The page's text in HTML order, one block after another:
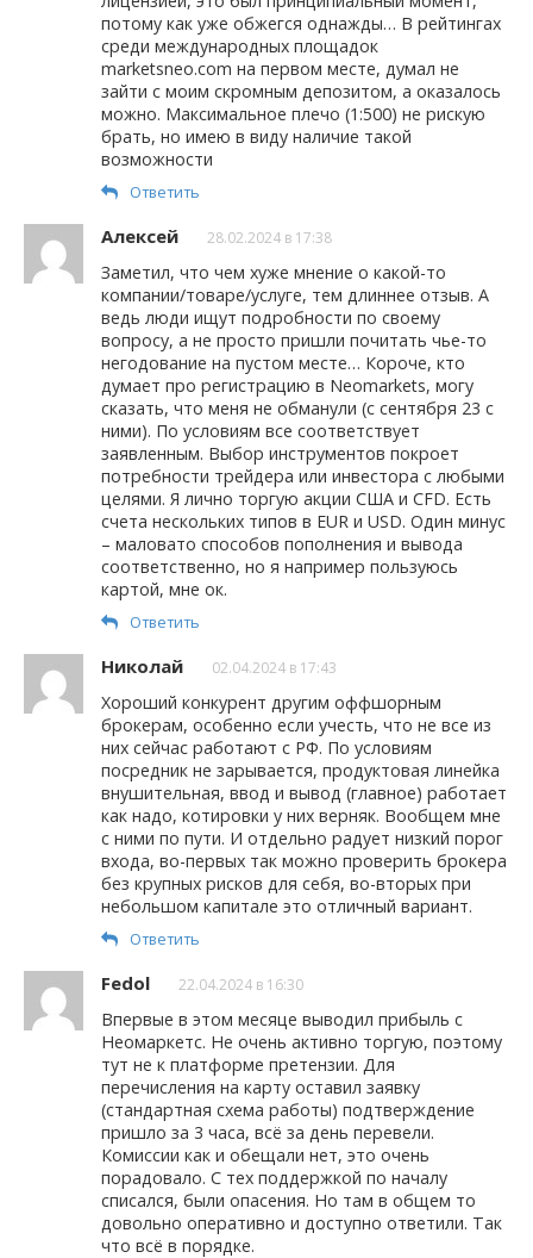
потому как уже обжегся однажды… В рейтингах
среди международных площадок
marketsneo.com на первом месте, думал не
зайти с моим скромным депозитом, а оказалось
можно. Максимальное плечо (1:500) не рискую
брать, но имею в виду наличие такой
возможности
Ответить
Алексей 28.02.2024 в 17:38
Заметил, что чем хуже мнение о какой-то
компании/товаре/услуге, тем длиннее отзыв. А
ведь люди ищут подробности по своему
вопросу, а не просто пришли почитать чье-то
негодование на пустом месте… Короче, кто
думает про регистрацию в Neomarkets, могу
сказать, что меня не обманули (с сентября 23 с
ними). По условиям все соответствует
заявленным. Выбор инструментов покроет
потребности трейдера или инвестора с любыми
целями. Я лично торгую акции США и CFD. Есть
счета нескольких типов в EUR и USD. Один минус
– маловато способов пополнения и вывода
соответственно, но я например пользуюсь
картой, мне ок.
Ответить
Николай 02.04.2024 в 17:43
Хороший конкурент другим оффшорным
брокерам, особенно если учесть, что не все из
них сейчас работают с РФ. По условиям
посредник не зарывается, продуктовая линейка
внушительная, ввод и вывод (главное) работает
как надо, котировки у них верняк. Вообщем мне
с ними по пути. И отдельно радует низкий порог
входа, во-первых так можно проверить брокера
без крупных рисков для себя, во-вторых при
небольшом капитале это отличный вариант.
Ответить
Fedol 22.04.2024 в 16:30
Впервые в этом месяце выводил прибыль с
Неомаркетс. Не очень активно торгую, поэтому
тут не к платформе претензии. Для
перечисления на карту оставил заявку
(стандартная схема работы) подтверждение
пришло за 3 часа, всё за день перевели.
Комиссии как и обещали нет, это очень
порадовало. С тех поддержкой по началу
списался, были опасения. Но там в общем то
довольно оперативно и доступно ответили. Так
что всё в порядке.